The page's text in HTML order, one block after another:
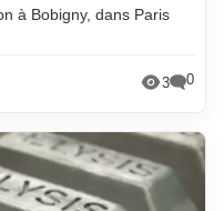
à Bobigny, dans Paris
3 0